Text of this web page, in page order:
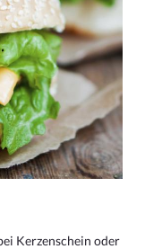
Kerzenschein oder